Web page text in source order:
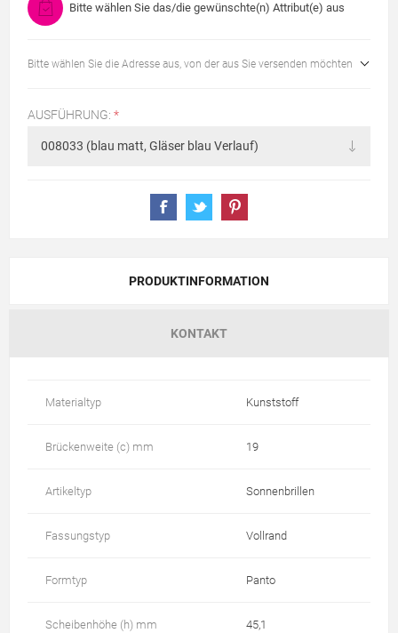
Bitte wählen Sie das/die gewünschte(n) Attribut(e) aus
Bitte wählen Sie die Adresse aus, von der aus Sie versenden möchten
AUSFÜHRUNG: *
PRODUKTINFORMATION
KONTAKT
Materialtyp Kunststoff
Brückenweite (c) mm 19
Artikeltyp Sonnenbrillen
Fassungstyp Vollrand
Formtyp Panto
Scheibenhöhe (h) mm 45,1